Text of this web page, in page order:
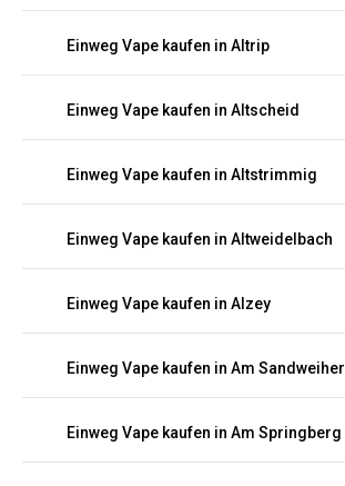
Einweg Vape kaufen in Altrip
Einweg Vape kaufen in Altscheid
Einweg Vape kaufen in Altstrimmig
Einweg Vape kaufen in Altweidelbach
Einweg Vape kaufen in Alzey
Einweg Vape kaufen in Am Sandweiher
Einweg Vape kaufen in Am Springberg